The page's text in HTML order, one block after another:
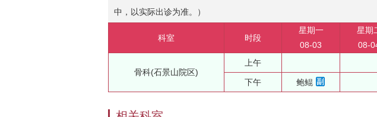
中，以实际出诊为准。）
科室 时段
星期一
08-03
星期
08-
骨科(石景山院区)
上午
下午 鲍鲲